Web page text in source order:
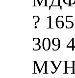
?
309